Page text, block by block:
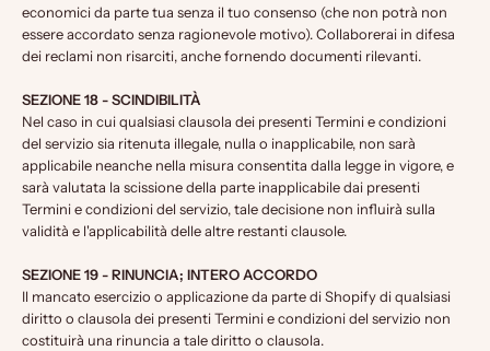
economici da parte tua senza il tuo consenso (che non potrà non
essere accordato senza ragionevole motivo). Collaborerai in difesa
dei reclami non risarciti, anche fornendo documenti rilevanti.
SEZIONE 18 - SCINDIBILITÀ
Nel caso in cui qualsiasi clausola dei presenti Termini e condizioni
del servizio sia ritenuta illegale, nulla o inapplicabile, non sarà
applicabile neanche nella misura consentita dalla legge in vigore, e
sarà valutata la scissione della parte inapplicabile dai presenti
Termini e condizioni del servizio, tale decisione non influirà sulla
validità e l'applicabilità delle altre restanti clausole.
SEZIONE 19 - RINUNCIA; INTERO ACCORDO
Il mancato esercizio o applicazione da parte di Shopify di qualsiasi
diritto o clausola dei presenti Termini e condizioni del servizio non
costituirà una rinuncia a tale diritto o clausola.